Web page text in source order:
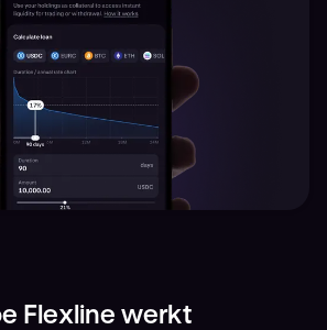
Flexline werkt